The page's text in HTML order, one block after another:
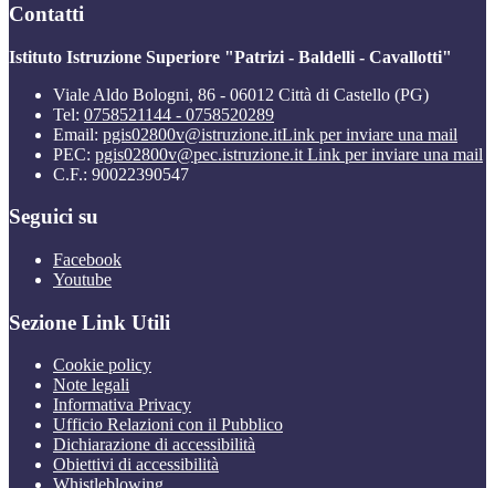
Contatti
Istituto Istruzione Superiore "Patrizi - Baldelli - Cavallotti"
Viale Aldo Bologni, 86 - 06012 Città di Castello (PG)
Tel: 0758521144 - 0758520289
Email: pgis02800v@istruzione.itLink per inviare una mail
PEC: pgis02800v@pec.istruzione.it Link per inviare una mail
C.F.: 90022390547
Seguici su
Facebook
Youtube
Sezione Link Utili
Cookie policy
Note legali
Informativa Privacy
Ufficio Relazioni con il Pubblico
Dichiarazione di accessibilità
Obiettivi di accessibilità